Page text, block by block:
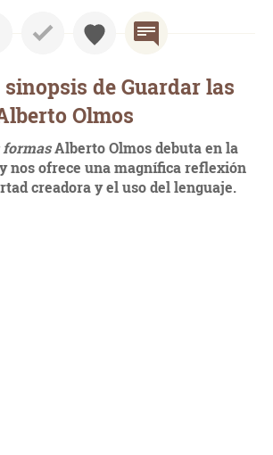
de Guardar las
Olmos
formasAlberto Olmos debuta en la
nos ofrece una magnífica reflexión
creadora y el uso del lenguaje.